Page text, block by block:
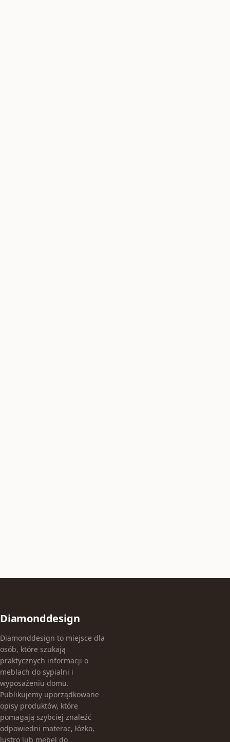
Diamonddesign
Diamonddesign to miejsce dla
osób, które szukają
praktycznych informacji o
meblach do sypialni i
wyposażeniu domu.
Publikujemy uporządkowane
opisy produktów, które
pomagają szybciej znaleźć
odpowiedni materac, łóżko,
lustro lub mebel do